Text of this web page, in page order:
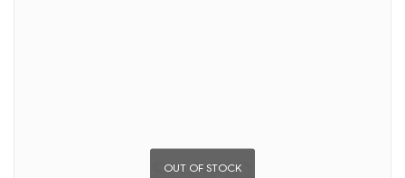
OUT OF STOCK